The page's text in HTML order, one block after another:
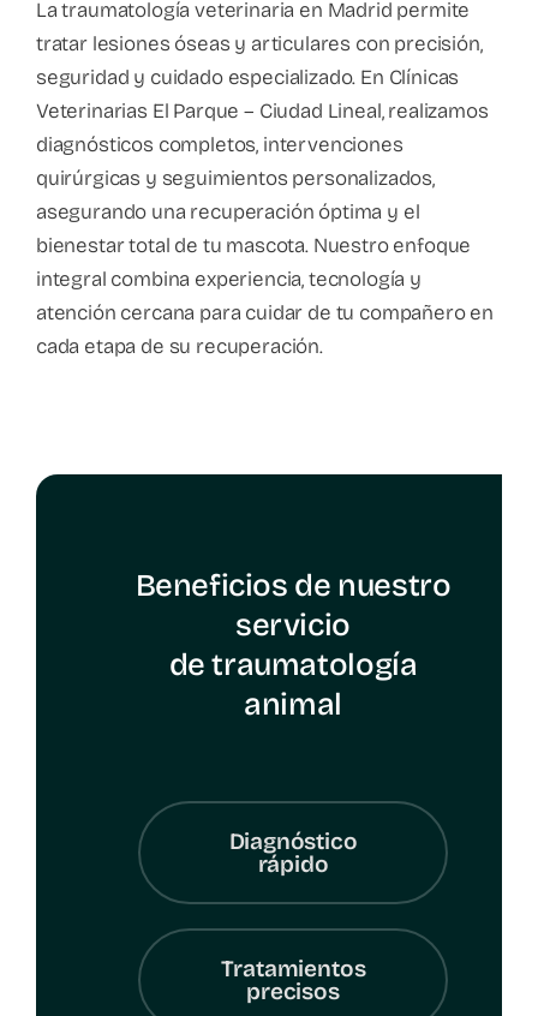
La traumatología veterinaria en Madrid permite
tratar lesiones óseas y articulares con precisión,
seguridad y cuidado especializado. En Clínicas
Veterinarias El Parque – Ciudad Lineal, realizamos
diagnósticos completos, intervenciones
quirúrgicas y seguimientos personalizados,
asegurando una recuperación óptima y el
bienestar total de tu mascota. Nuestro enfoque
integral combina experiencia, tecnología y
atención cercana para cuidar de tu compañero en
cada etapa de su recuperación.
Beneficios de nuestro
servicio
de traumatología
animal
Diagnóstico
rápido
Tratamientos
precisos